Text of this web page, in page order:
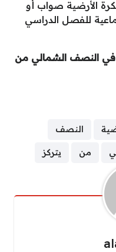
الأرضية صواب أو
للفصل الدراسي
في النصف الشمالي من
النصف
من يتركز